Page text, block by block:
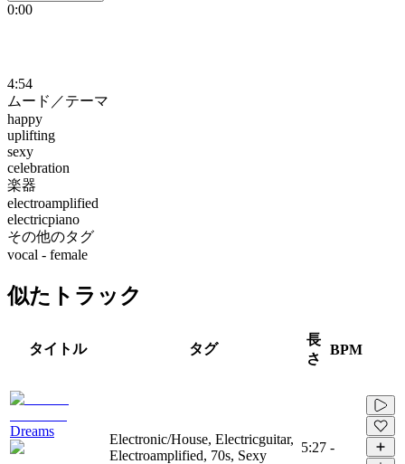
0:00
4:54
ムード／テーマ
happy
uplifting
sexy
celebration
楽器
electroamplified
electricpiano
その他のタグ
vocal - female
似たトラック
タイトル タグ
長
さ
BPM
Dreams
Electronic/House, Electricguitar,
Electroamplified, 70s, Sexy
5:27 -